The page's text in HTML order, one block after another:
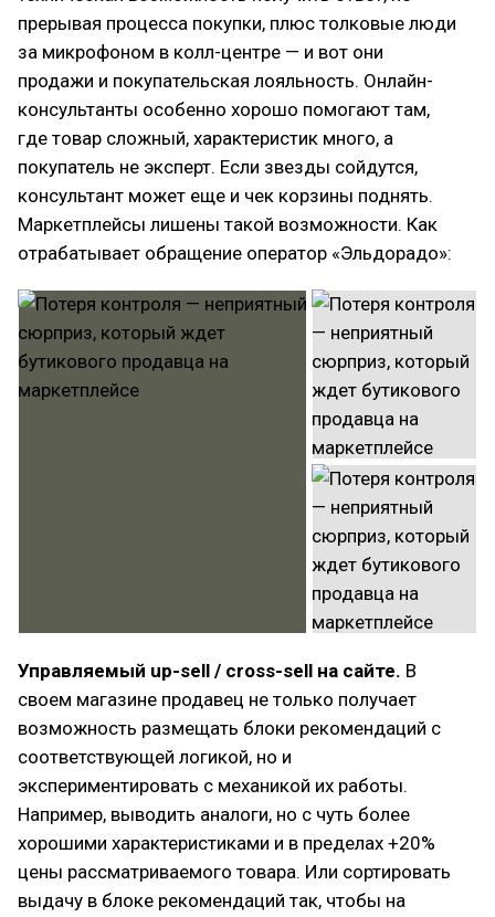
прерывая процесса покупки, плюс толковые люди
за микрофоном в колл-центре — и вот они
продажи и покупательская лояльность. Онлайн-
консультанты особенно хорошо помогают там,
где товар сложный, характеристик много, а
покупатель не эксперт. Если звезды сойдутся,
консультант может еще и чек корзины поднять.
Маркетплейсы лишены такой возможности. Как
отрабатывает обращение оператор «Эльдорадо»:
Управляемый up-sell / cross-sell на сайте. В
своем магазине продавец не только получает
возможность размещать блоки рекомендаций с
соответствующей логикой, но и
экспериментировать с механикой их работы.
Например, выводить аналоги, но с чуть более
хорошими характеристиками и в пределах +20%
цены рассматриваемого товара. Или сортировать
выдачу в блоке рекомендаций так, чтобы на